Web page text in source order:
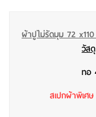
ผ้าปูไม่รัดมุม 72
วัส
ทอ
สเปกผ้าพิเศ